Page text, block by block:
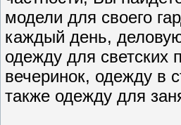
модели для своего
каждый день,
одежду для светских
вечеринок, одежду в
также одежду для